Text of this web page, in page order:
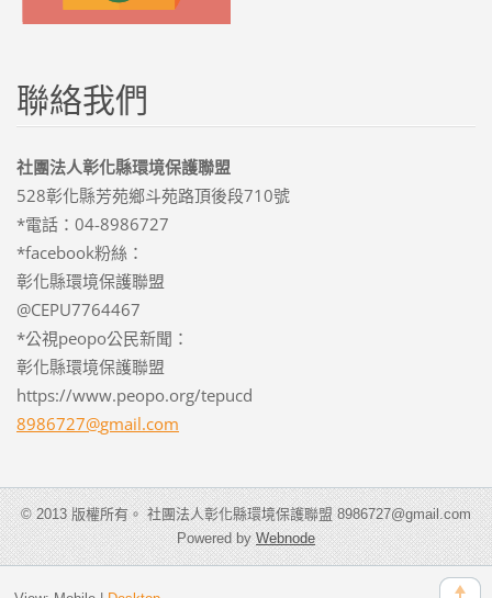
聯絡我們
社團法人彰化縣環境保護聯盟
528彰化縣芳苑鄉斗苑路頂後段710號
*電話：04-8986727
*facebook粉絲：
彰化縣環境保護聯盟
@CEPU7764467
*公視peopo公民新聞：
彰化縣環境保護聯盟
https://www.peopo.org/tepucd
8986727@gmail.com
© 2013 版權所有。 社團法人彰化縣環境保護聯盟 8986727@gmail.com
Powered byWebnode